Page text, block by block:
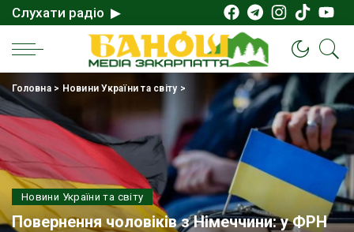
Слухати радіо ▶
Головна> Новини України та світу >
Новини України та світу
Повернення чоловіків з Німеччини: у ФРН